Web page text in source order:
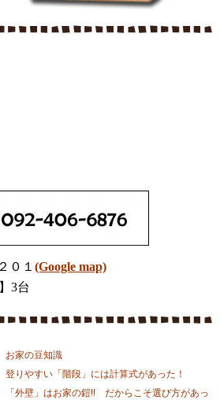
０１ (Google map)
3台
お家の豆知識
登りやすい「階段」には計算式があった！
「外壁」はお家の鎧!! だからこそ選び方があっ